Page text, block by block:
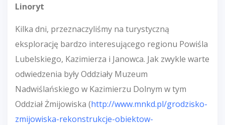
Linoryt
Kilka dni, przeznaczyliśmy na turystyczną
eksplorację bardzo interesującego regionu Powiśla
Lubelskiego, Kazimierza i Janowca. Jak zwykle warte
odwiedzenia były Oddziały Muzeum
Nadwiślańskiego w Kazimierzu Dolnym w tym
Oddział Żmijowiska (http://www.mnkd.pl/grodzisko-
zmijowiska-rekonstrukcje-obiektow-